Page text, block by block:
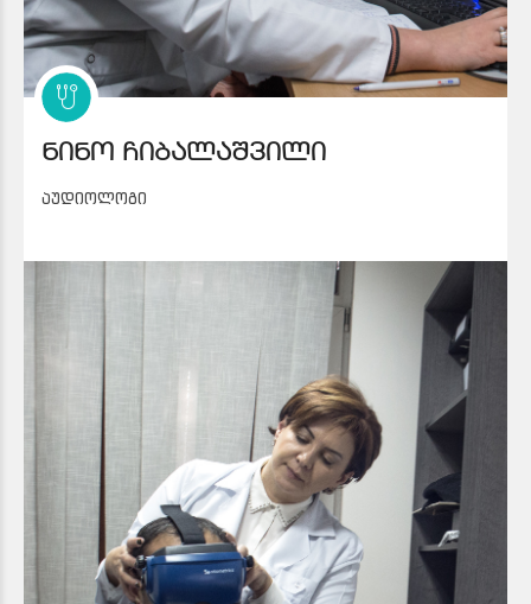
ნინო ჩიბალაშვილი
აუდიოლოგი